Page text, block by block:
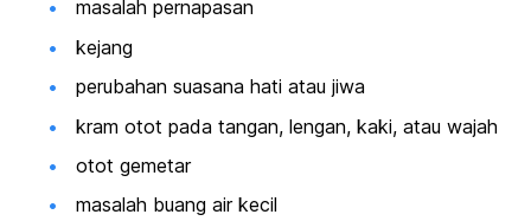
masalah pernapasan
kejang
perubahan suasana hati atau jiwa
kram otot pada tangan, lengan, kaki, atau wajah
otot gemetar
masalah buang air kecil